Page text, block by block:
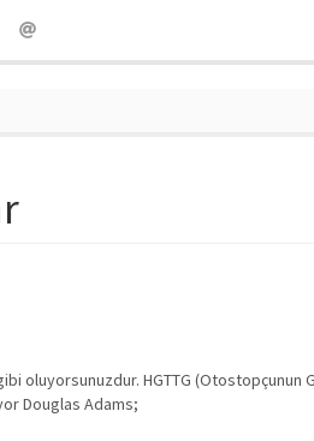
oluyorsunuzdur. HGTTG (Otostopçunun
Douglas Adams;